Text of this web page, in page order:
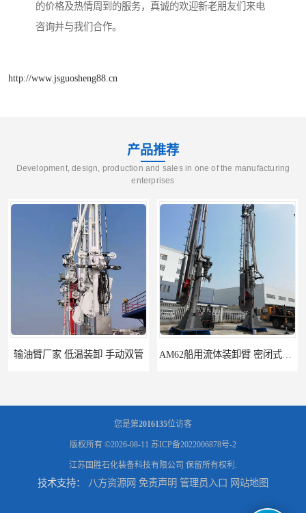
的价格及热情周到的服务，真诚的欢迎新老朋友们来电
咨询并与我们合作。
http://www.jsguosheng88.cn
产品推荐
Development, design, production and sales in one of the manufacturing
enterprises
输油臂厂家 低温装卸 手动双管
您是第2016135位访客
版权所有 ©2026-08-11 苏ICP备2022006878号-2
江苏国胜石化装备科技有限公司 保留所有权利.
技术支持： 八方资源网 免责声明 管理员入口 网站地图